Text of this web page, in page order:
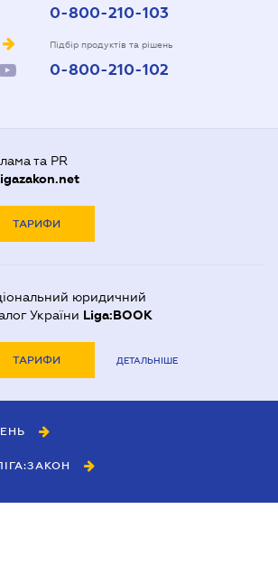
0-800-210-103
Підбір продуктів та рішень
0-800-210-102
та PR
ТАРИФИ
юридичний
України Liga:BOOK
ТАРИФИ ДЕТАЛЬНІШЕ